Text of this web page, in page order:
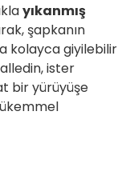
yıkanmış
şapkanın
kolayca giyilebilir
ister
bir yürüyüşe